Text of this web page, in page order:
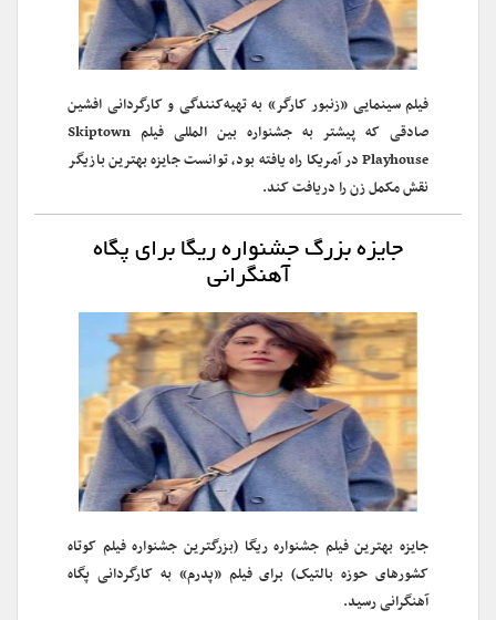
فیلم سینمایی «زنبور کارگر» به تهیه‌کنندگی و کارگردانی افشین
صادقی که پیشتر به جشنواره بین المللی فیلم Skiptown
Playhouse در آمریکا راه یافته بود، توانست جایزه بهترین بازیگر
نقش مکمل زن را دریافت کند.
جایزه بزرگ‌ جشنواره ریگا برای پگاه
آهنگرانی
جایزه بهترین فیلم جشنواره ریگا (بزرگترین جشنواره فیلم کوتاه
کشورهای حوزه بالتیک) برای فیلم «پدرم» به کارگردانی پگاه
آهنگرانی رسید.